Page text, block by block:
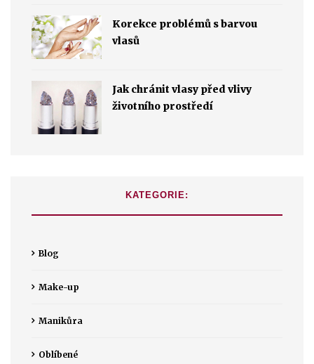
Korekce problémů s barvou
vlasů
Jak chránit vlasy před vlivy
životního prostředí
KATEGORIE:
Blog
Make-up
Manikůra
Oblíbené